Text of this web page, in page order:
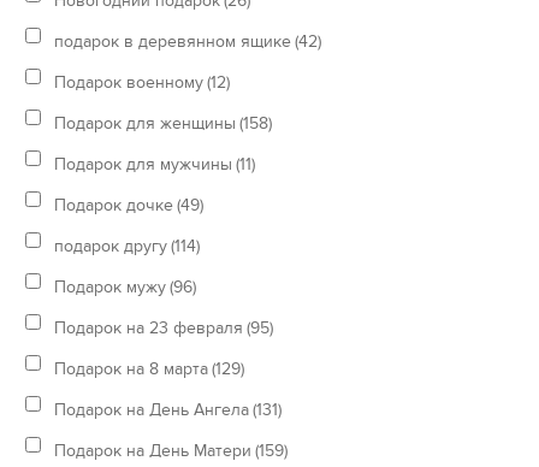
подарок в деревянном ящике(42)
Подарок военному(12)
Подарок для женщины (158)
Подарок для мужчины (11)
Подарок дочке(49)
подарок другу(114)
Подарок мужу(96)
Подарок на 23 февраля (95)
Подарок на 8 марта(129)
Подарок на День Ангела(131)
Подарок на День Матери (159)